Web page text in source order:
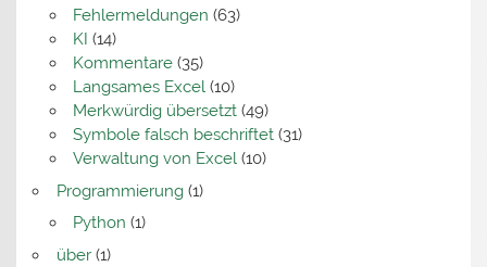
Fehlermeldungen (63)
KI (14)
Kommentare(35)
Langsames Excel(10)
Merkwürdig übersetzt(49)
Symbole falsch beschriftet(31)
Verwaltung von Excel(10)
Programmierung(1)
Python (1)
über(1)